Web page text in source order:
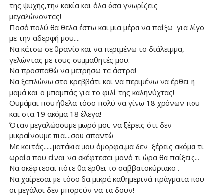
της ψυχής,την κακία και όλα όσα γνωρίζεις
μεγαλώνοντας!
Ποσό πολύ θα θελα έστω και μια μέρα να παίξω για λίγο
με την αδερφή μου....
Να κάτσω σε θρανίο και να περιμένω το διάλειμμα,
γελώντας με τους συμμαθητές μου.
Να προσπαθώ να μετρήσω τα άστρα!
Να ξαπλώνω στο κρεββάτι και να περιμένω να έρθει η
μαμά και ο μπαμπάς για το φιλί της καληνύχτας!
Θυμάμαι που ήθελα τόσο πολύ να γίνω 18 χρόνων που
και στα 19 ακόμα 18 έλεγα!
Όταν μεγαλώσουμε μωρό μου να ξέρεις ότι δεν
μικραίνουμε πια....σου απαντώ
Με κοιτάς......ματάκια μου όμορφα,μα δεν ξέρεις ακόμα τι
ωραία που είναι να σκέφτεσαι μονό τι ώρα θα παίξεις...
Να σκέφτεσαι πότε θα έρθει το σαββατοκύριακο .
Να χαίρεσαι με τόσο δα μικρά καθημερινά πράγματα που
οι μεγάλοι δεν μπορούν να τα δουν!